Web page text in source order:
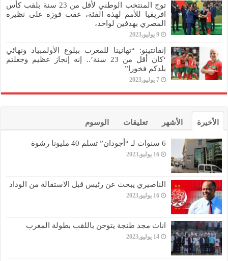
توج المنتخب الوطني لأقل من 23 سنة بلقب كأس
افريقيا للأمم لهذه الفئة، عقب فوزه على نظيره
المصري بهدفين لواحد،
9 يوليو,2023
إنفانتينو: “تهانينا للمغرب ببلوغ الأولمبياد ونهائي
‘كان أقل من 23 سنة’.. إنه إنجاز عظيم وجعلتم
بلدكم فخورا”
7 يوليو,2023
الأخيرة الأشهر تعليقات الوسوم
6 سنوات لـ “أجودان” تسلم 40 مليونا رشوة
16 يوليو,2023
الناصيري يبحث عن رئيس قبل الاستقالة من الوداد
16 يوليو,2023
اناث مجد طنجة يتوجن باللقب بطولة المغرب
14 يوليو,2023